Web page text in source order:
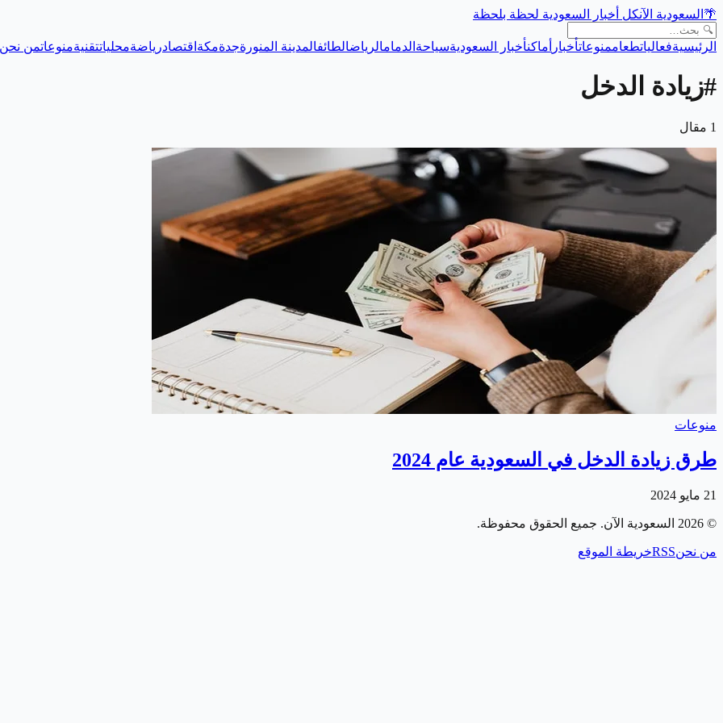
🌴 السعودية الآنكل أخبار السعودية لحظة بلحظة
الرئيسيةفعالياتطعاممنوعاتأخبار أماكنأخبار السعوديةسياحة الدمامالرياضالطائفالمدينة المنورةجدةمكة اقتصادرياضةمحلياتتقنيةمنوعاتمن نحن
#زيادة الدخل
1 مقال
منوعات
طرق زيادة الدخل في السعودية عام 2024
21 مايو 2024
©
2026 السعودية الآن. جميع الحقوق محفوظة.
من نحنRSSخريطة الموقع